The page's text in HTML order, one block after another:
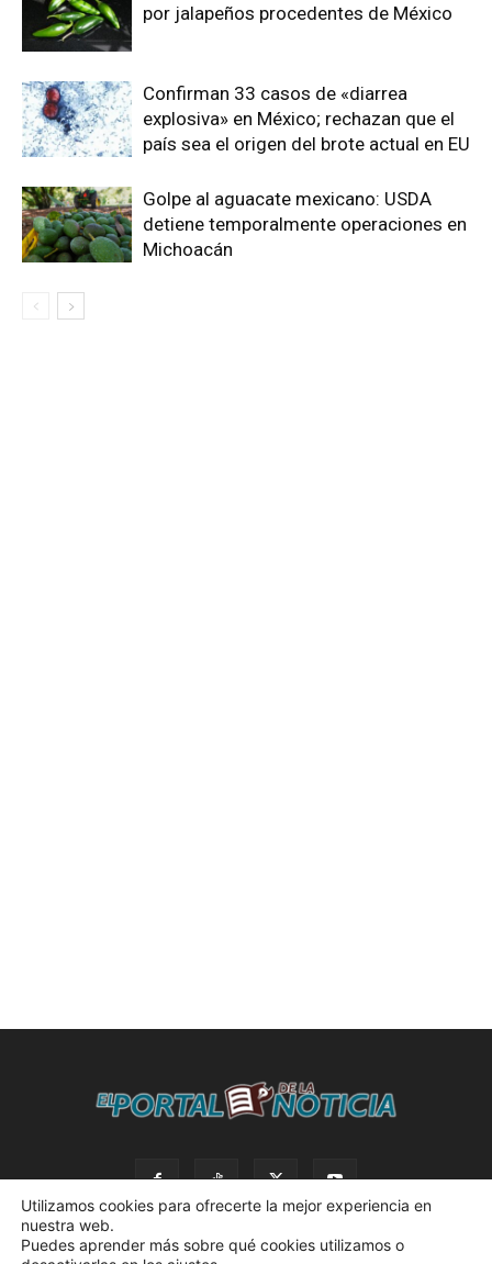
por jalapeños procedentes de México
Confirman 33 casos de «diarrea
explosiva» en México; rechazan que el
país sea el origen del brote actual en EU
Golpe al aguacate mexicano: USDA
detiene temporalmente operaciones en
Michoacán
Utilizamos cookies para ofrecerte la mejor experiencia en
nuestra web.
Puedes aprender más sobre qué cookies utilizamos o